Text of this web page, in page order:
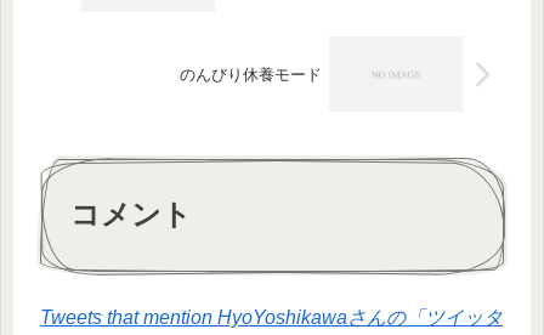
のんびり休養モード
コメント
Tweets that mention HyoYoshikawaさんの「ツイッタ